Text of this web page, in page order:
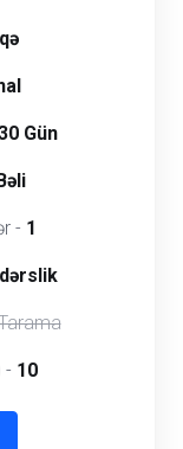
Gün
- 1
dərslik
- 10